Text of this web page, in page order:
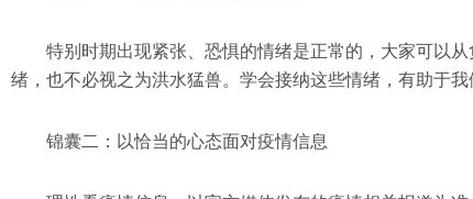
特别时期出现紧张、恐惧的情绪是正常的，大家可以
绪，也不必视之为洪水猛兽。学会接纳这些情绪，有助于我
锦囊二：以恰当的心态面对疫情信息